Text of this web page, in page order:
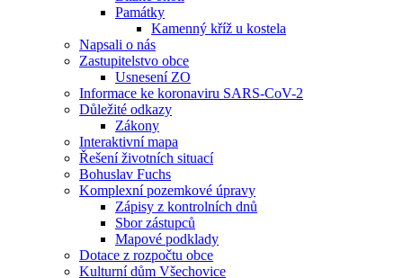
Památky
Kamenný kříž u kostela
Napsali o nás
Zastupitelstvo obce
Usnesení ZO
Informace ke koronaviru SARS-CoV-2
Důležité odkazy
Zákony
Interaktivní mapa
Řešení životních situací
Bohuslav Fuchs
Komplexní pozemkové úpravy
Zápisy z kontrolních dnů
Sbor zástupců
Mapové podklady
Dotace z rozpočtu obce
Kulturní dům Všechovice